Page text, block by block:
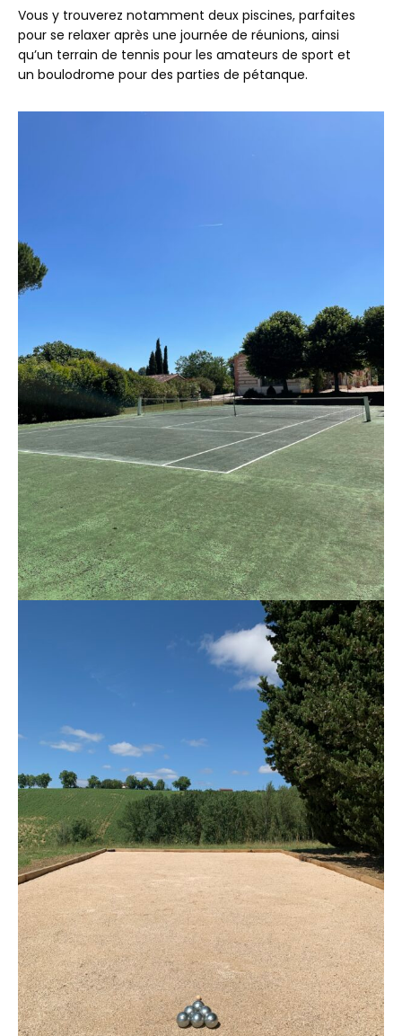
Vous y trouverez notamment deux piscines, parfaites
pour se relaxer après une journée de réunions, ainsi
qu’un terrain de tennis pour les amateurs de sport et
un boulodrome pour des parties de pétanque.